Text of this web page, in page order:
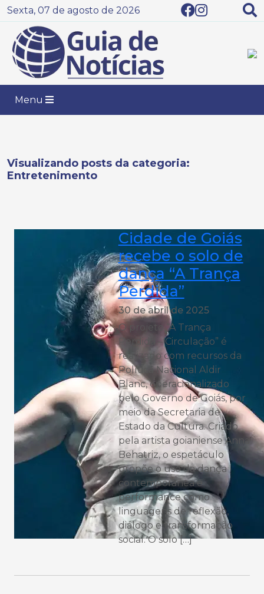
Sexta, 07 de agosto de 2026
Menu
Visualizando posts da categoria:
Entretenimento
Cidade de Goiás
recebe o solo de
dança “A Trança
Perdida”
30 de abril de 2025
O projeto “A Trança
Perdida – Circulação” é
realizado com recursos da
Política Nacional Aldir
Blanc, operacionalizado
pelo Governo de Goiás, por
meio da Secretaria de
Estado da Cultura. Criado
pela artista goianiense Anna
Behatriz, o espetáculo
propõe o uso da dança
contemporânea e
performance como
linguagens de reflexão,
diálogo e transformação
social. O solo […]